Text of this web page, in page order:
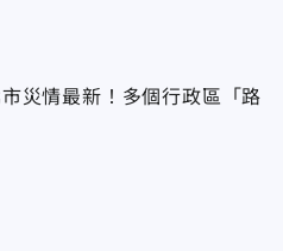
災情最新！多個行政區「路